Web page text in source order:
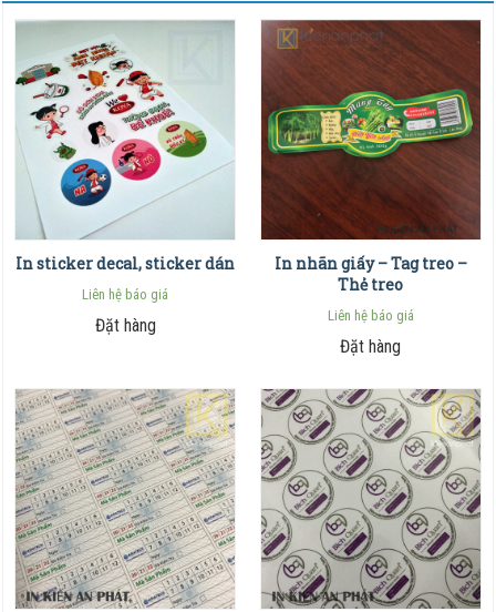
In sticker decal, sticker dán
Liên hệ báo giá
Đặt hàng
In nhãn giấy – Tag treo –
Thẻ treo
Liên hệ báo giá
Đặt hàng